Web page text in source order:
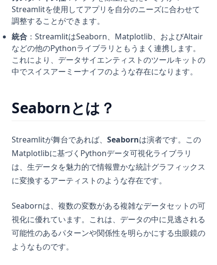
Streamlitを使用してアプリを自分のニーズに合わせて
調整することができます。
統合 ：StreamlitはSeaborn、Matplotlib、およびAltair
などの他のPythonライブラリともうまく連携します。
これにより、データサイエンティストのツールキットの
中でスイスアーミーナイフのような存在になります。
Seabornとは？
Streamlitが舞台であれば、 Seabornは演者です。この
Matplotlibに基づくPythonデータ可視化ライブラリ
は、生データを魅力的で情報豊かな統計グラフィックス
に変換するアーティストのような存在です。
Seabornは、複数の変数がある複雑なデータセットの可
視化に優れています。これは、データの中に見逃される
可能性のあるパターンや関係性を明らかにする虫眼鏡の
ようなものです。